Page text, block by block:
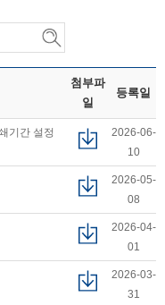
첨부파
일
등록일
기간 설정
2026-06-
10
2026-05-
08
2026-04-
01
2026-03-
31